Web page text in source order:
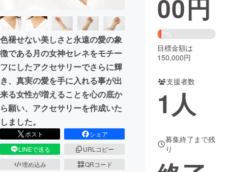
ビジネス・起業 チャレンジ
まちづくり・地域活性化
CAMPFIRE for Social Good
CAMPFIRE Creation
CAMPFIREふるさと納税machi-ya コミュニティ
色褪せない美しさと永遠の愛の象
徴である月の女神セレネをモチー
フにしたアクセサリーでさらに輝
き、真実の愛を手に入れる事が出
来る女性が増えることを心の底か
ら願い、アクセサリーを作成いた
しました。
ポスト
シェア
LINEで送る
URLコピー
埋め込み
QRコード
00円
7%
目標金額は
150,000円
支援者数
1人
募集終了まで残
り